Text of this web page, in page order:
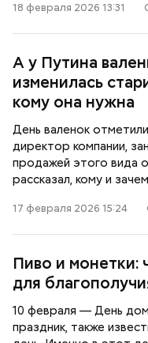
18 февраля 2026 13:31
А у Путина
изменилась
кому она нужна
День валенок
директор компании,
продажей этого вида
рассказал, кому и
17 февраля 2026 15:24
Пиво и монетки:
для
10 февраля — День
праздник, также